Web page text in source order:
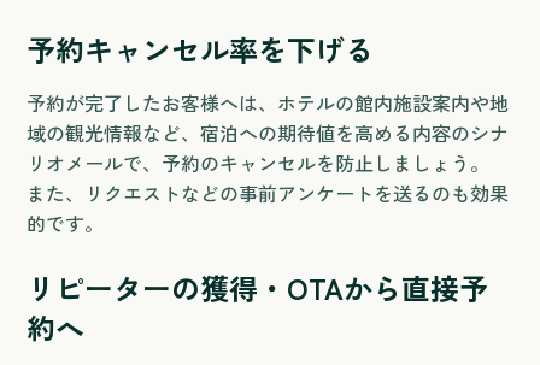
予約キャンセル率を下げる
予約が完了したお客様へは、ホテルの館内施設案内や地
域の観光情報など、宿泊への期待値を高める内容のシナ
リオメールで、予約のキャンセルを防止しましょう。
また、リクエストなどの事前アンケートを送るのも効果
的です。
リピーターの獲得・OTAから直接予
約へ